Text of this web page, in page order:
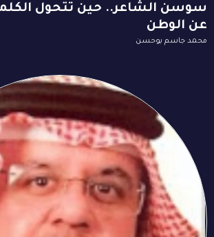
سوسن الشاعر.. حين تتحول
عن الوطن
محمد جاسم بوحسن